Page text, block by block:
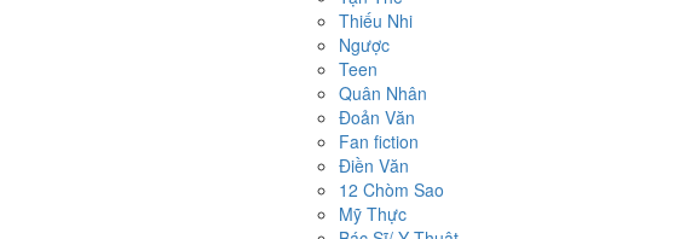
Thiếu Nhi
Ngược
Teen
Quân Nhân
Đoản Văn
Fan fiction
Điền Văn
12 Chòm Sao
Mỹ Thực